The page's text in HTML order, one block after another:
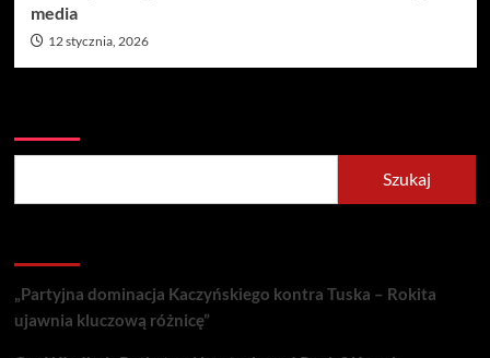
media
12 stycznia, 2026
Szukaj
„Partyjna dominacja Kaczyńskiego kontra Tuska – Rokita
ujawnia kluczową różnicę”